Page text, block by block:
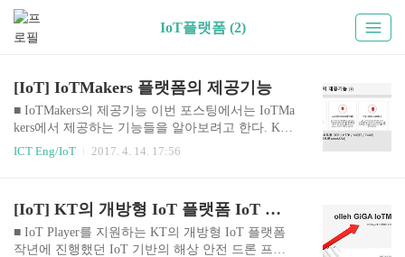
IoT플랫폼 (2)
[IoT] IoTMakers 플랫폼의 제공기능
■ IoTMakers의 제공기능 이번 포스팅에서는 IoTMa
kers에서 제공하는 기능들을 알아보려고 한다. KT
에서 제공하는 개방형 IoT플랫폼인 GiGA IoTMake
rs(이하 Makers)는 크게 세 가지의 대영역으로 자사
제공하는 기능을 네가지 항목으로 소개할 수 있다.
첫번째, KT의 표준 I/F, 국제 표준 프로토콜을 지원
하고, SDK를 제공합니다. 이를통해 다양한 디바이
ICT Eng/IoT 2017. 4. 14. 17:56
[IoT] KT의 개방형 IoT 플랫폼 IoT Makers 소개
■ IoT Player를 지원하는 KT의 개방형 IoT 플랫폼
작년에 진행했던 IoT 기반의 해상 안전 드론 프로